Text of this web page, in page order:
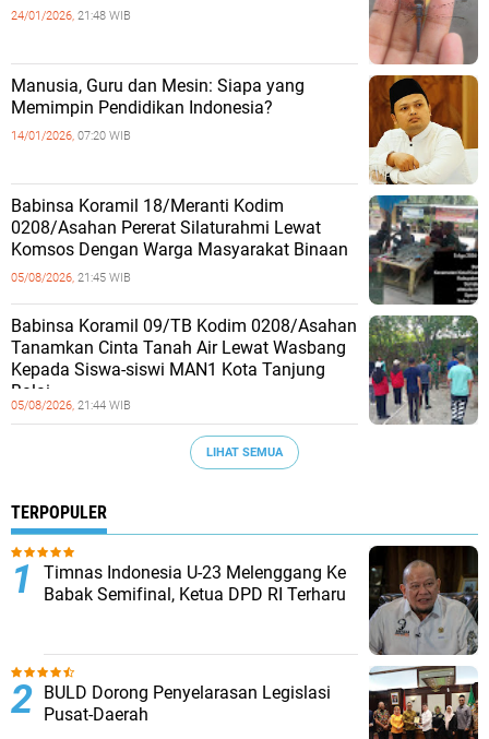
24/01/2026, 21:48 WIB
Manusia, Guru dan Mesin: Siapa yang
Memimpin Pendidikan Indonesia?
14/01/2026, 07:20 WIB
Babinsa Koramil 18/Meranti Kodim
0208/Asahan Pererat Silaturahmi Lewat
Komsos Dengan Warga Masyarakat Binaan
05/08/2026, 21:45 WIB
Babinsa Koramil 09/TB Kodim 0208/Asahan
Tanamkan Cinta Tanah Air Lewat Wasbang
Kepada Siswa-siswi MAN1 Kota Tanjung
Balai
05/08/2026, 21:44 WIB
LIHAT SEMUA
TERPOPULER
Timnas Indonesia U-23 Melenggang Ke
Babak Semifinal, Ketua DPD RI Terharu
BULD Dorong Penyelarasan Legislasi
Pusat-Daerah